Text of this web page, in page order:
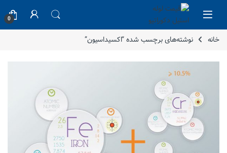
Skip to navigation
Skip to content
0
خانه نوشته‌های برچسب شده “اکسیداسیون”